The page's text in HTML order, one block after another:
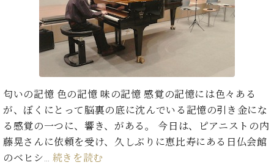
ー
ト /
C.
ベ
ヒ
シ
ュ
タ
イ
ン
レ
ジ
こ
と
音
タ
イ
ン
の
秘
ヒ
ス
ト
リ
お
知
ら
せ
音
し
い！
と
い
サ
ロ
ン
会
員
匂いの記憶 色の記憶 味の記憶 感覚の記憶には色々ある
が、ぼくにとって脳裏の底に沈んでいる記憶の引き金にな
る感覚の一つに、響き、がある。 今日は、ピアニストの内
藤晃さんに依頼を受け、久しぶりに恵比寿にある日仏会館
のベヒシ… 続きを読む